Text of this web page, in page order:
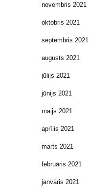
novembris 2021
oktobris 2021
septembris 2021
augusts 2021
jūlijs 2021
jūnijs 2021
maijs 2021
aprīlis 2021
marts 2021
februāris 2021
janvāris 2021